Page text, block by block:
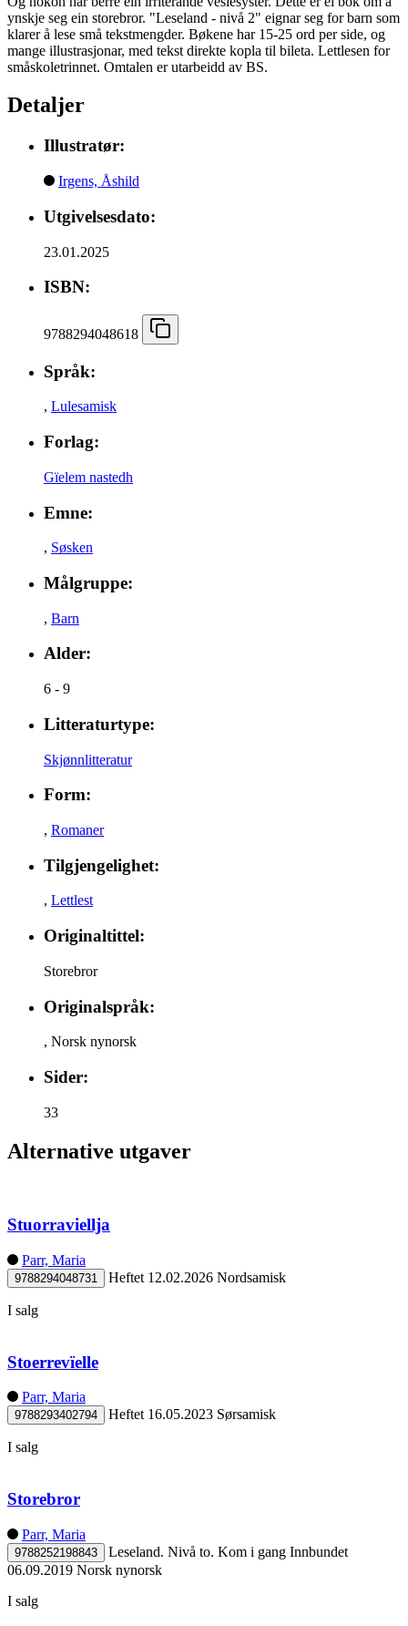
ynskje seg ein storebror. "Leseland - nivå 2" eignar seg for barn som
klarer å lese små tekstmengder. Bøkene har 15-25 ord per side, og
mange illustrasjonar, med tekst direkte kopla til bileta. Lettlesen for
småskoletrinnet. Omtalen er utarbeidd av BS.
Detaljer
Illustratør:
Irgens, Åshild
Utgivelsesdato:
23.01.2025
ISBN:
9788294048618
Språk:
, Lulesamisk
Forlag:
Gïelem nastedh
Emne:
, Søsken
Målgruppe:
, Barn
Alder:
6 - 9
Litteraturtype:
Skjønnlitteratur
Form:
, Romaner
Tilgjengelighet:
, Lettlest
Originaltittel:
Storebror
Originalspråk:
, Norsk nynorsk
Sider:
33
Alternative utgaver
Stuorraviellja
Parr, Maria
9788294048731 Heftet 12.02.2026 Nordsamisk
I salg
Stoerrevïelle
Parr, Maria
9788293402794 Heftet 16.05.2023 Sørsamisk
I salg
Storebror
Parr, Maria
9788252198843 Leseland. Nivå to. Kom i gang Innbundet
06.09.2019 Norsk nynorsk
I salg